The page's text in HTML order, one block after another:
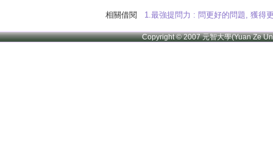
相關借閱 1.最強提問力 : 問更好的問題, 獲得
Copyright © 2007 元智大學(Yuan Ze